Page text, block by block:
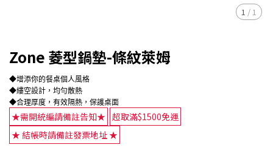
1 / 1
Zone 菱型鍋墊-條紋萊姆
★需開統編請備註告知★ 超取滿$1500免運
★ 結帳時請備註發票地址 ★